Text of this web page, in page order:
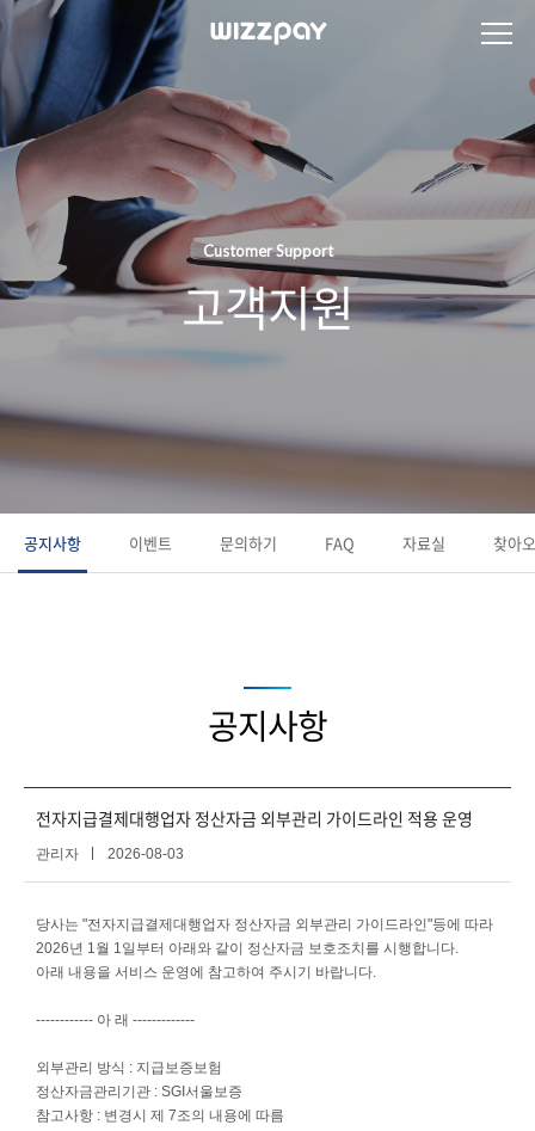
Customer Support
고객지원
공지사항 이벤트 문의하기 FAQ 자료실 찾아
공지사항
전자지급결제대행업자 정산자금 외부관리 가이드라인 적용 운영
관리자 2026-08-03
당사는 "전자지급결제대행업자 정산자금 외부관리 가이드라인"등에 따라
2026년 1월 1일부터 아래와 같이 정산자금 보호조치를 시행합니다.
아래 내용을 서비스 운영에 참고하여 주시기 바랍니다.
------------ 아 래 -------------
외부관리 방식 : 지급보증보험
정산자금관리기관 : SGI서울보증
참고사항 : 변경시 제 7조의 내용에 따름